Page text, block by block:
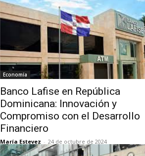
Economía
Banco Lafise en República
Dominicana: Innovación y
Compromiso con el Desarrollo
Financiero
María Estevez - 24 de octubre de 2024